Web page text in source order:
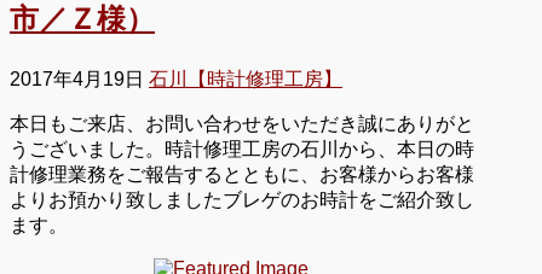
市／Ｚ様）
2017年4月19日 石川【時計修理工房】
本日もご来店、お問い合わせをいただき誠にありがと
うございました。時計修理工房の石川から、本日の時
計修理業務をご報告するとともに、お客様からお客様
よりお預かり致しましたブレゲのお時計をご紹介致し
ます。